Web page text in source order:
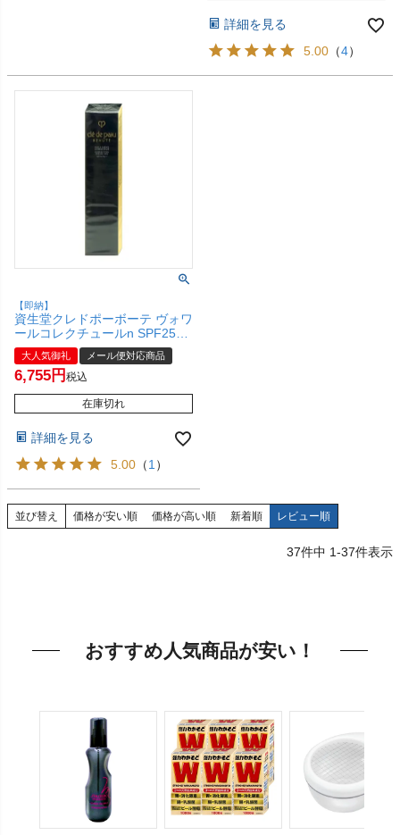
詳細を見る
5.00 （4）
【即納】
資生堂クレドポーボーテ ヴォワ
ールコレクチュールn SPF25
PA++【メール便対応商品】
【SBT】 クレ・ド・ポー ボー
テ(6014865)
大人気御礼 メール便対応商品
6,755 税込
在庫切れ
詳細を見る
5.00 （1）
並び替え 価格が安い順 価格が高い順 新着順 レビュー順
37件中 1-37件表示
おすすめ人気商品が安い！